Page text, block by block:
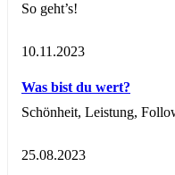
So geht’s!
10.11.2023
Was bist du wert?
Schönheit, Leistung,
25.08.2023